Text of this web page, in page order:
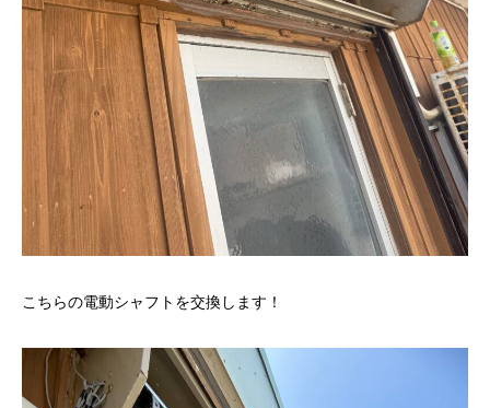
こちらの電動シャフトを交換します！